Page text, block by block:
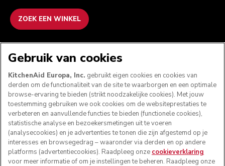
ZOEK EEN WINKEL
VOLG ONS
Gebruik van cookies
KitchenAid Europa, Inc. gebruikt eigen cookies en cookies van
derden om de functionaliteit van de site te waarborgen en een optimale
browse-ervaring te bieden (strikt noodzakelijke cookies). Met jouw
toestemming gebruiken we ook cookies om de websiteprestaties te
verbeteren en aanvullende functies te bieden (functionele cookies),
statistische analyse en bezoekersmetingen uit te voeren
(analysecookies) en je advertenties te tonen die zijn afgestemd op je
interesses en browsegedrag – waaronder via derden en op andere
platforms (advertentiecookies). Raadpleeg onze cookieverklaring
voor meer informatie of om je instellingen te beheren. Raadpleeg onze